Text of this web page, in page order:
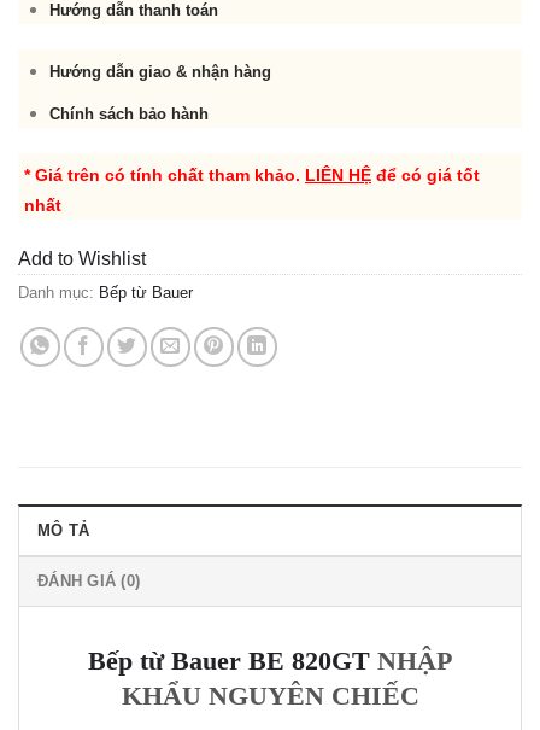
Hướng dẫn thanh toán
Hướng dẫn giao & nhận hàng
Chính sách bảo hành
* Giá trên có tính chất tham khảo. LIÊN HỆ để có giá tốt
nhất
Add to Wishlist
Danh mục: Bếp từ Bauer
MÔ TẢ
ĐÁNH GIÁ (0)
Bếp từ Bauer BE 820GT NHẬP
KHẨU NGUYÊN CHIẾC